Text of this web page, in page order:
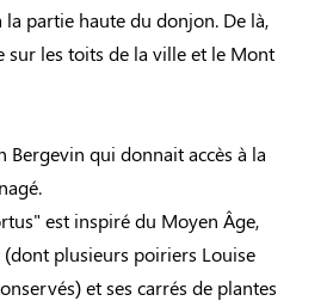
la partie haute du donjon. De là,
sur les toits de la ville et le Mont
Bergevin qui donnait accès à la
est inspiré du Moyen Âge,
plusieurs poiriers Louise
et ses carrés de plantes